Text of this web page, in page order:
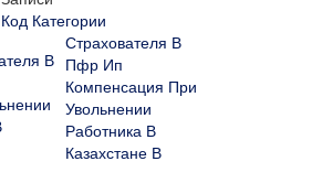
Код Категории
Страхователя В
Пфр Ип
Компенсация При
Увольнении
Работника В
Казахстане В